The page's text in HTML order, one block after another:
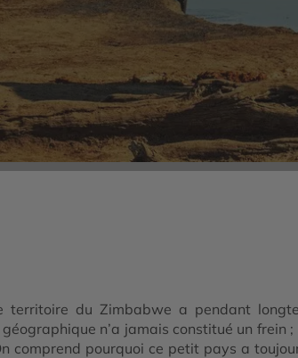
territoire du Zimbabwe a pendant
n’a jamais constitué un frein
comprend pourquoi ce petit pays a